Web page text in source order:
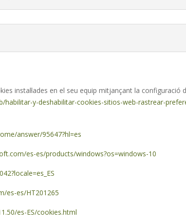
instal·lades en el seu equip mitjançant la
y-deshabilitar-cookies-sitios-web-rastrear-
answer/95647?hl=es
es-es/products/windows?os=windows-10
es-es/HT201265
es-ES/cookies.html